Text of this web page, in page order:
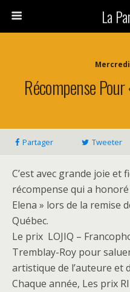
La
Mercredi
Récompense
Partager Tweeter
C’est avec grande joie
récompense qui a
Elena » lors de la remise
Québec.
Le prix LOJIQ –
Tremblay-Roy pour
artistique de l’auteure et
Chaque année, Les prix